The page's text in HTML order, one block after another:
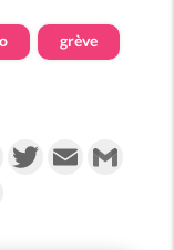
grève
FacebookTwitterEmail